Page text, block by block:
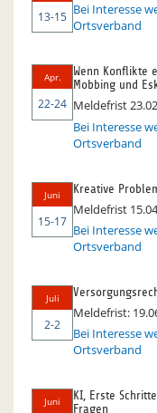
13-15 Bei Interesse
Ortsverband
Apr.
22-24
Wenn Konflikte
Mobbing und
Meldefrist
Bei Interesse
Ortsverband
Juni
15-17
Kreative
Meldefrist
Bei Interesse
Ortsverband
Juli
2-2
Meldefrist:
Bei Interesse
Ortsverband
Juni
KI, Erste
Fragen